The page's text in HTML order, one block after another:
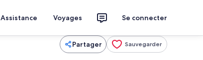
Assistance Voyages Se connecter
Partager Sauvegarder